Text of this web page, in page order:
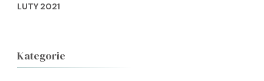
LUTY 2021
Kategorie